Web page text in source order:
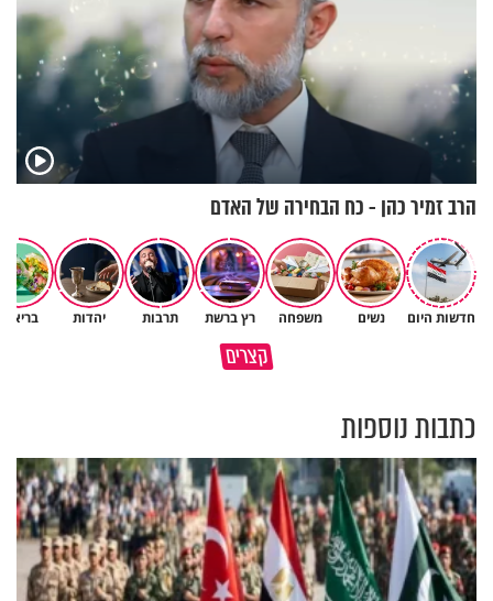
הרב זמיר כהן - כח הבחירה של האדם
חדשות היום נשים משפחה רץ ברשת תרבות יהדות בריאות
קצרים
סגולה בבוקר להסרת חששות
כתבות נוספות